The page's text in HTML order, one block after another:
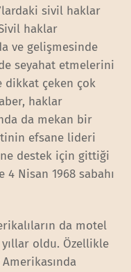
sivil haklar
haklar
ve gelişmesinde
seyahat etmelerini
dikkat çeken çok
haklar
da mekan bir
efsane lideri
destek için gittiği
4 Nisan 1968 sabahı
da motel
oldu. Özellikle